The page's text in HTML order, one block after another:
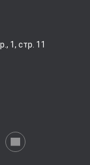
1, стр. 11